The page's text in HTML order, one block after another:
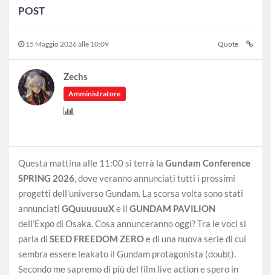
POST
15 Maggio 2026 alle 10:09 Quote
Zechs
Amministratore
Questa mattina alle 11:00 si terrà la Gundam Conference
SPRING 2026, dove veranno annunciati tutti i prossimi
progetti dell’universo Gundam. La scorsa volta sono stati
annunciati GQuuuuuuXe il GUNDAM PAVILION
dell’Expo di Osaka. Cosa annunceranno oggi? Tra le voci si
parla di SEED FREEDOM ZEROe di una nuova serie di cui
sembra essere leakato il Gundam protagonista (doubt).
Secondo me sapremo di più del film live action e spero in